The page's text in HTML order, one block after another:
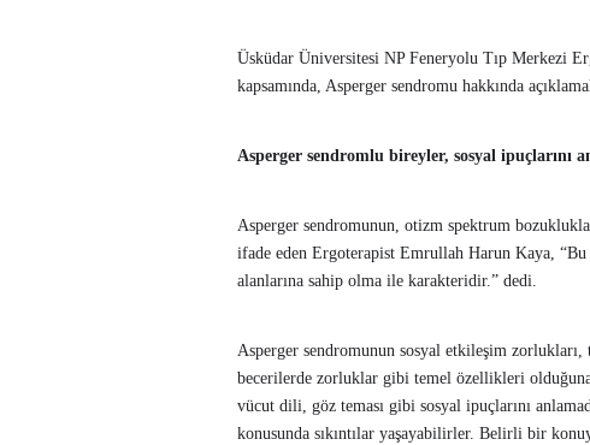
Üsküdar Üniversitesi NP Feneryolu Tıp Merkezi
kapsamında, Asperger sendromu hakkında
Asperger sendromlu bireyler, sosyal
Asperger sendromunun, otizm spektrum
ifade eden Ergoterapist Emrullah Harun Kaya,
alanlarına sahip olma ile karakteridir.” dedi.
Asperger sendromunun sosyal etkileşim
becerilerde zorluklar gibi temel özellikleri
vücut dili, göz teması gibi sosyal ipuçlarını
konusunda sıkıntılar yaşayabilirler. Belirli bir